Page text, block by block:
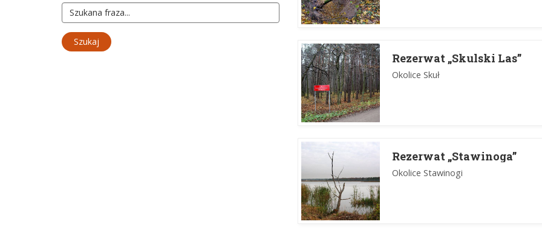
Rezerwat „Skulski Las”
Okolice Skuł
Rezerwat „Stawinoga”
Okolice Stawinogi